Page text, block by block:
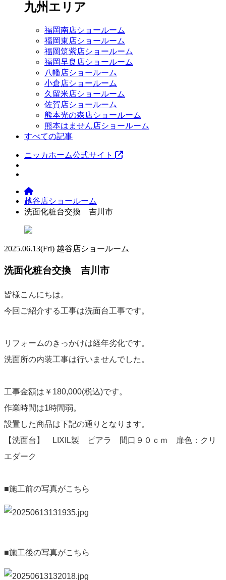
九州エリア
福岡南店ショールーム
福岡東店ショールーム
福岡筑紫店ショールーム
福岡早良店ショールーム
八幡店ショールーム
小倉店ショールーム
久留米店ショールーム
佐賀店ショールーム
熊本光の森店ショールーム
熊本はません店ショールーム
すべての記事
ニッカホーム公式サイト
越谷店ショールーム
洗面化粧台交換 吉川市
2025.06.13(Fri) 越谷店ショールーム
洗面化粧台交換 吉川市
皆様こんにちは。
今回ご紹介する工事は洗面台工事です。
リフォームのきっかけは経年劣化です。
洗面所の内装工事は行いませんでした。
工事金額は￥180,000(税込)です。
作業時間は1時間弱。
設置した商品は下記の通りとなります。
【洗面台】 LIXIL製 ピアラ 間口９０ｃｍ 扉色：クリ
エダーク
■施工前の写真がこちら
■施工後の写真がこちら